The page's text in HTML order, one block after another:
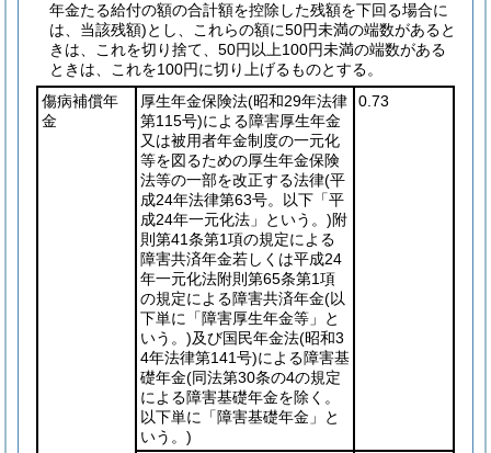
年金たる給付の額の合計額を控除した残額を下回る場合に
は、当該残額)とし、これらの額に50円未満の端数があると
きは、これを切り捨て、50円以上100円未満の端数がある
ときは、これを100円に切り上げるものとする。
傷病補償年
金
厚生年金保険法(昭和29年法律
第115号)による障害厚生年金
又は被用者年金制度の一元化
等を図るための厚生年金保険
法等の一部を改正する法律(平
成24年法律第63号。以下「平
成24年一元化法」という。)附
則第41条第1項の規定による
障害共済年金若しくは平成24
年一元化法附則第65条第1項
の規定による障害共済年金(以
下単に「障害厚生年金等」と
いう。)及び国民年金法(昭和3
4年法律第141号)による障害基
礎年金(同法第30条の4の規定
による障害基礎年金を除く。
以下単に「障害基礎年金」と
いう。)
0.73